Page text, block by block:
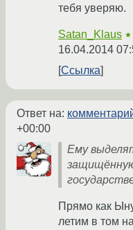
тебя уверяю.
Satan_Klaus
16.04.2014
Ссылка
Ответ на:
+00:00
Ему
Прямо как
летим в том